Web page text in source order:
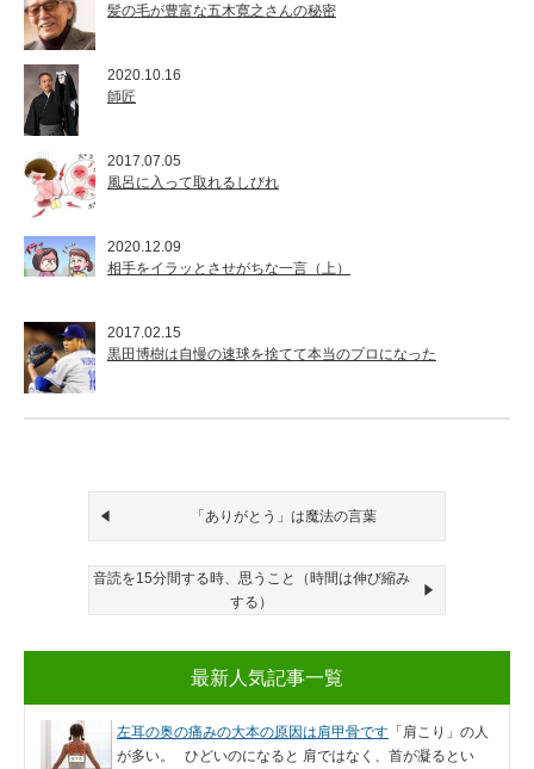
髪の毛が豊富な五木寛之さんの秘密
2020.10.16
師匠
2017.07.05
風呂に入って取れるしびれ
2020.12.09
相手をイラッとさせがちな一言（上）
2017.02.15
黒田博樹は自慢の速球を捨てて本当のプロになった
「ありがとう」は魔法の言葉
音読を15分間する時、思うこと（時間は伸び縮み
する）
最新人気記事一覧
左耳の奥の痛みの大本の原因は肩甲骨です 「肩こり」の人
が多い。 ひどいのになると 肩ではなく、首が凝るとい